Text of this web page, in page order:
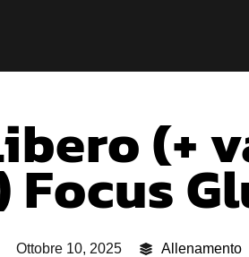
(+
Focus
Ottobre 10, 2025 Allenamento